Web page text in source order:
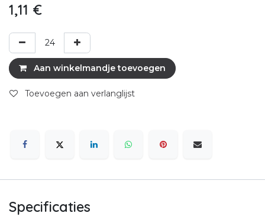
1,11 €
Aan winkelmandje toevoegen
Toevoegen aan verlanglijst
Specificaties